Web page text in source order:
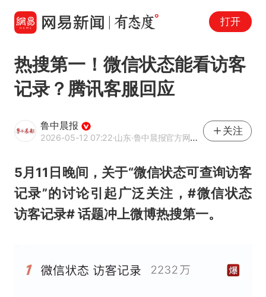
打开
热搜第一！微信状态能看访客
记录？腾讯客服回应
鲁中晨报
2026-05-12 07:22·山东·鲁中晨报官方网易号
关注
5月11日晚间，关于“微信状态可查询访客
记录”的讨论引起广泛关注，#微信状态
访客记录# 话题冲上微博热搜第一。